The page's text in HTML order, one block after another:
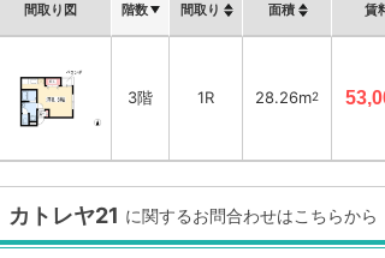
間取り図 階数 間取り 面積 賃
3階 1R 28.26m2
カトレヤ21 に関するお問合わせはこちらから